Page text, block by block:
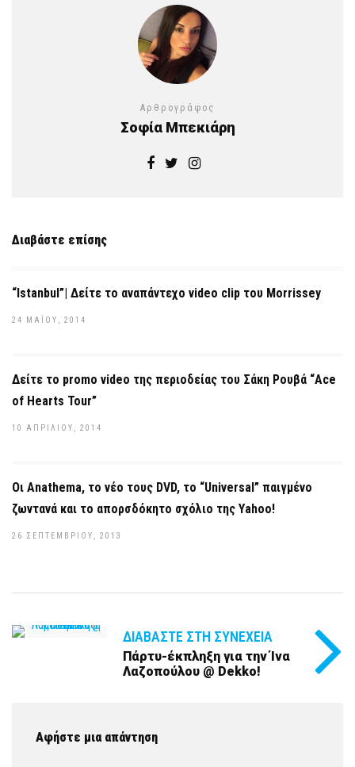
Αρθρογράφος
Σοφία Μπεκιάρη
Διαβάστε επίσης
“Istanbul”| Δείτε το αναπάντεχο video clip του Morrissey
24 ΜΑΪ́ΟΥ, 2014
Δείτε το promo video της περιοδείας του Σάκη Ρουβά “Ace
of Hearts Tour”
10 ΑΠΡΙΛΊΟΥ, 2014
Οι Anathema, το νέο τους DVD, το “Universal” παιγμένο
ζωντανά και το απορσδόκητο σχόλιο της Yahoo!
26 ΣΕΠΤΕΜΒΡΊΟΥ, 2013
ΔΙΑΒΆΣΤΕ ΣΤΗ ΣΥΝΈΧΕΙΑ
Πάρτυ-έκπληξη για την Ίνα
Λαζοπούλου @ Dekko!
Αφήστε μια απάντηση